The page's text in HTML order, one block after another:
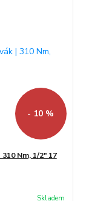
- 10 %
Nm, 1/2" 17
Skladem